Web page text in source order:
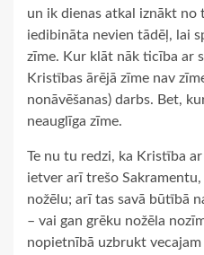
un ik dienas atkal iznākt no
iedibināta nevien tādēļ, lai
zīme. Kur klāt nāk ticība ar
Kristības ārējā zīme nav
nonāvēšanas) darbs. Bet,
neauglīga zīme.
Te nu tu redzi, ka Kristība
ietver arī trešo
nožēlu; arī tas savā būtībā
– vai gan grēku nožēla
nopietnībā uzbrukt